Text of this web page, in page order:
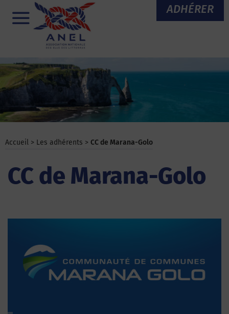
ADHÉRER
Menu
Accueil > Les adhérents > CC de Marana-Golo
CC de Marana-Golo